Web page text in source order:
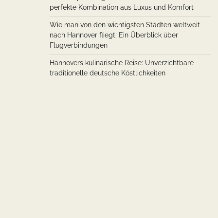
perfekte Kombination aus Luxus und Komfort
Wie man von den wichtigsten Städten weltweit
nach Hannover fliegt: Ein Überblick über
Flugverbindungen
Hannovers kulinarische Reise: Unverzichtbare
traditionelle deutsche Köstlichkeiten